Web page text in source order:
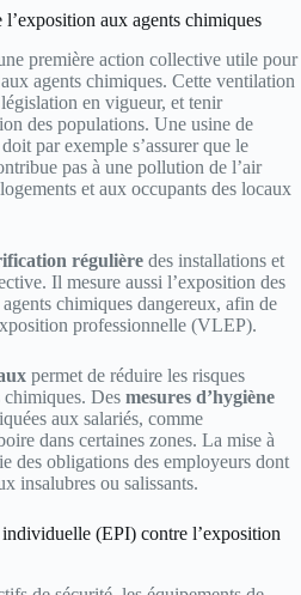
aux agents chimiques
première action collective utile pour
agents chimiques. Cette ventilation
en vigueur, et tenir
des populations. Une usine de
par exemple s’assurer que le
pas à une pollution de l’air
et aux occupants des locaux
régulière des installations et
Il mesure aussi l’exposition des
chimiques dangereux, afin de
professionnelle (VLEP).
permet de réduire les risques
chimiques. Des mesures d’hygiène
aux salariés, comme
dans certaines zones. La mise à
des obligations des employeurs dont
insalubres ou salissants.
(EPI) contre l’exposition